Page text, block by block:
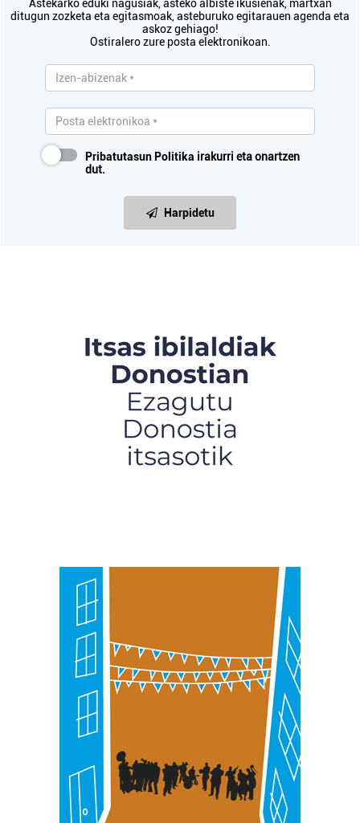
Astekarko eduki nagusiak, asteko albiste ikusienak, martxan
ditugun zozketa eta egitasmoak, asteburuko egitarauen agenda eta
askoz gehiago!
Ostiralero zure posta elektronikoan.
Pribatutasun Politika irakurri eta onartzen
dut.
Harpidetu